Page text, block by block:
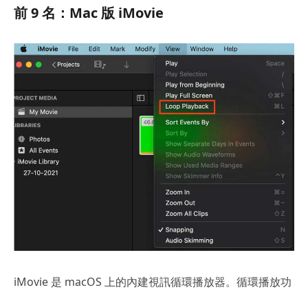
前 9 名：Mac 版 iMovie
iMovie 是 macOS 上的內建視訊循環播放器。循環播放功